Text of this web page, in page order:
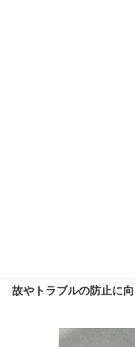
故やトラブルの防止に